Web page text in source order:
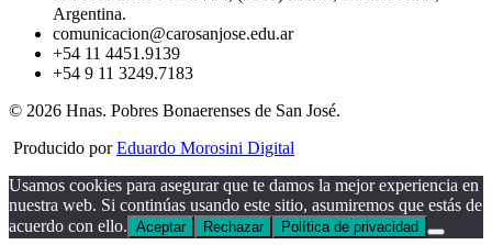
Argentina.
comunicacion@carosanjose.edu.ar
+54 11 4451.9139
+54 9 11 3249.7183
© 2026 Hnas. Pobres Bonaerenses de San José.
Producido porEduardo Morosini Digital
Usamos cookies para asegurar que te damos la mejor experiencia en
nuestra web. Si continúas usando este sitio, asumiremos que estás de
acuerdo con ello. Aceptar Rechazar Política de privacidad